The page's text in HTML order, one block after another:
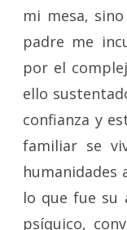
mi mesa,
padre me
por el
ello
confianza y
familiar se
humanidades
lo que fue su
psíquico,